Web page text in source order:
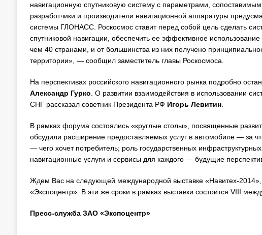
навигационную спутниковую систему с параметрами,
разработчики и производители навигационной аппаратуры
системы ГЛОНАСС. Роскосмос ставит перед собой цель сделать
спутниковой навигации, обеспечить ее эффективное
чем 40 странами, и от большинства из них получено
территории», — сообщил заместитель главы Роскосмоса.
На перспективах российского навигационного рынка подробно
Александр Гурко . О развитии взаимодействия в использовании
СНГ рассказал советник Президента РФ Игорь Левитин.
В рамках форума состоялись «круглые столы», посвященные
обсудили расширение предоставляемых услуг в автомобиле — за
— чего хочет потребитель; роль государственных
навигационные услуги и сервисы для каждого — будущие
Ждем Вас на следующей международной выставке «Навитех-
«Экспоцентр». В эти же сроки в рамках выставки состоится VIII
Пресс-служба ЗАО «Экспоцентр»